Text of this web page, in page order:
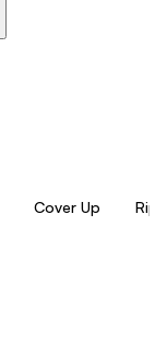
Cover Up